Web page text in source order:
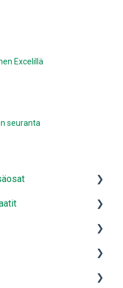
Excelillä
seuranta